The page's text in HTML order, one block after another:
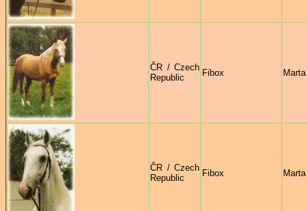
ČR / Czech
Republic
Fibox
ČR / Czech
Republic
Fibox